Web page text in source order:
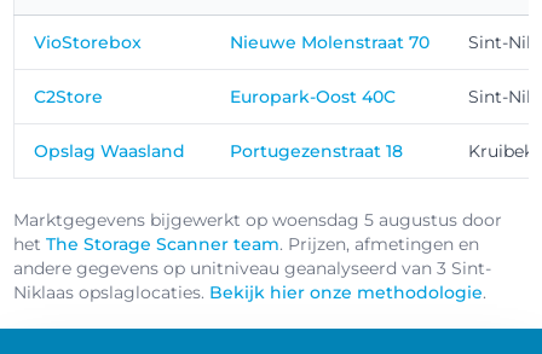
VioStorebox Nieuwe Molenstraat 70 Sint-
C2Store Europark-Oost 40C Sint-
Opslag Waasland Portugezenstraat 18
Marktgegevens bijgewerkt op woensdag 5 augustus door
hetThe Storage Scanner team. Prijzen, afmetingen en
andere gegevens op unitniveau geanalyseerd van 3 Sint-
Niklaas opslaglocaties. Bekijk hier onze methodologie.